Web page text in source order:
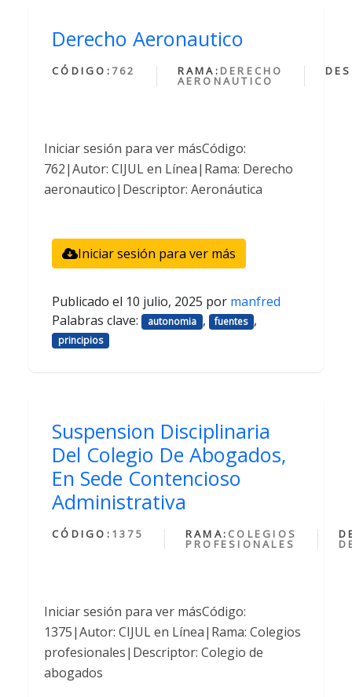
Derecho Aeronautico
CÓDIGO: 762 RAMA: DERECHO
AERONAUTICO
Iniciar sesión para ver másCódigo:
762|Autor: CIJUL en Línea|Rama: Derecho
aeronautico|Descriptor: Aeronáutica
Iniciar sesión para ver más
Publicado el 10 julio, 2025 por manfred
Palabras clave:
autonomia , fuentes ,
principios
Suspension Disciplinaria
Del Colegio De Abogados,
En Sede Contencioso
Administrativa
CÓDIGO: 1375 RAMA: COLEGIOS
PROFESIONALES
Iniciar sesión para ver másCódigo:
1375|Autor: CIJUL en Línea|Rama: Colegios
profesionales|Descriptor: Colegio de
abogados